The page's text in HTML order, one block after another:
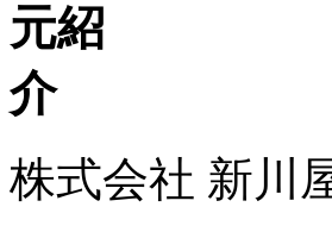
株式会社 新川